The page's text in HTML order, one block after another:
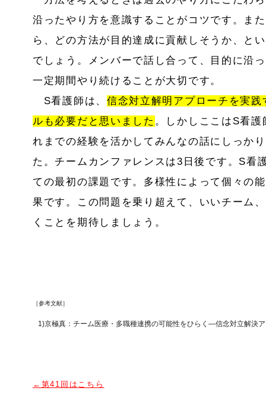
沿ったやり方を意識することがコツです。ま
ら、どの方法が目的達成に貢献しそうか、と
でしょう。メンバーで話し合って、目的に沿
一定期間やり続けることが大切です。
S看護師は、 信念対立解明アプローチを実
ルも必要だと思いました 。しかしここはS看
れまでの経験を活かしてみんなの話にしっか
た。チームカンファレンスは3日後です。S看
ての最初の課題です。多様性によって個々の
果です。この問題を乗り超えて、いいチーム
くことを期待しましょう。
［参考文献］
1)京極真：チーム医療・多職種連携の可能性をひらく―信念対立解決
←第41 回はこちら